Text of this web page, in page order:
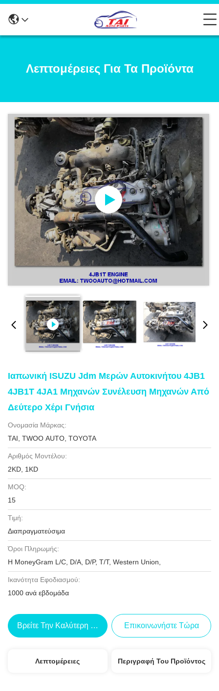
Λεπτομέρειες Για Τα Προϊόντα
Ιαπωνική ISUZU Jdm Μερών Αυτοκινήτου 4JB1
4JB1T 4JA1 Μηχανών Συνέλευση Μηχανών Από
Δεύτερο Χέρι Γνήσια
Ονομασία Μάρκας:
TAI, TWOO AUTO, TOYOTA
Αριθμός Μοντέλου:
2KD, 1KD
MOQ:
15
Τιμή:
Διαπραγματεύσιμα
Όροι Πληρωμής:
Η MoneyGram L/C, D/A, D/P, T/T, Western Union,
Ικανότητα Εφοδιασμού:
1000 ανά εβδομάδα
Βρείτε Την Καλύτερη Τιμή Επικοινωνήστε Τώρα
Λεπτομέρειες Περιγραφή Του Προϊόντος